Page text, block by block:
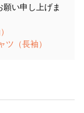
い申し上げま
ツ（長袖）